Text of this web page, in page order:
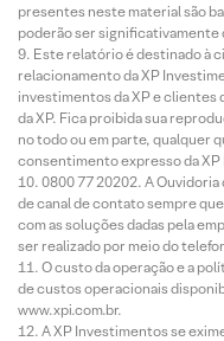
presentes neste material são
poderão ser significativamente
Este relatório é destinado à
relacionamento da XP
investimentos da XP e clientes
da XP. Fica proibida sua
no todo ou em parte, qualquer
consentimento expresso da
0800 77 20202. A
de canal de contato sempre
com as soluções dadas pela
ser realizado por meio do
O custo da operação e a
de custos operacionais
www.xpi.com.br.
A XP Investimentos se